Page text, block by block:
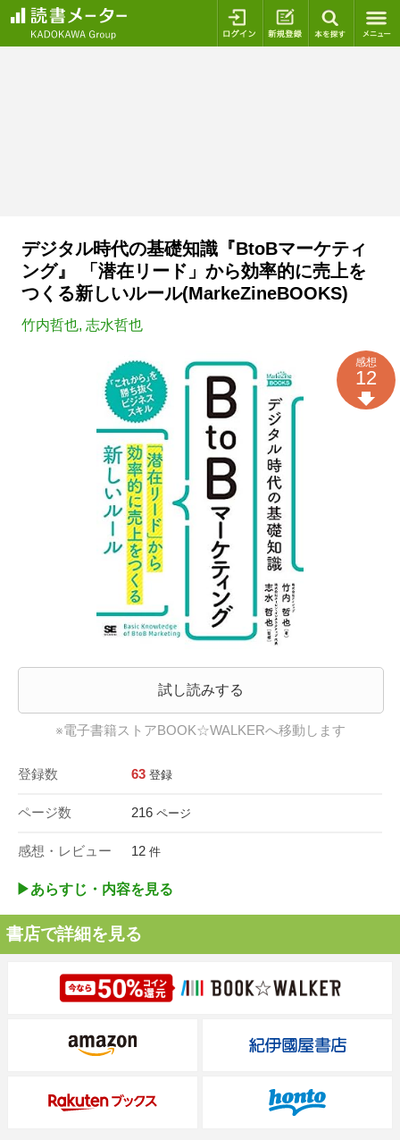
ログイン 新規登録
デジタル時代の基礎知識『BtoBマーケティ
ング』 「潜在リード」から効率的に売上を
つくる新しいルール(MarkeZineBOOKS)
竹内哲也, 志水哲也
試し読みする
※電子書籍ストアBOOK☆WALKERへ移動します
登録数 63 登録
ページ数 216 ページ
感想・レビュー 12 件
感想
12
▶︎あらすじ・内容を見る
書店で詳細を見る